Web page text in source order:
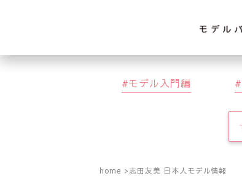
モデル入門編
home 志田友美 日本人モデル情報